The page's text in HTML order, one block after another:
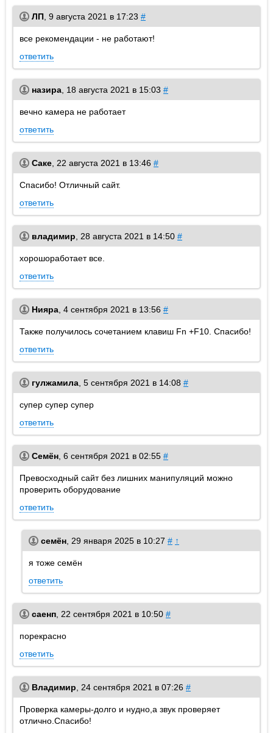
ЛП 9 августа 2021 в 17:23 #
все рекомендации - не работают!
ответить
назира 18 августа 2021 в 15:03 #
вечно камера не работает
ответить
Саке 22 августа 2021 в 13:46 #
Спасибо! Отличный сайт.
ответить
владимир 28 августа 2021 в 14:50 #
хорошоработает все.
ответить
Нияра 4 сентября 2021 в 13:56 #
Также получилось сочетанием клавиш Fn +F10. Спасибо!
ответить
гулжамила 5 сентября 2021 в 14:08 #
супер супер супер
ответить
Семён 6 сентября 2021 в 02:55 #
Превосходный сайт без лишних манипуляций можно
проверить оборудование
ответить
семён 29 января 2025 в 10:27 # ↑
я тоже семён
ответить
саенп 22 сентября 2021 в 10:50 #
порекрасно
ответить
Владимир 24 сентября 2021 в 07:26 #
Проверка камеры-долго и нудно,а звук проверяет
отлично.Спасибо!